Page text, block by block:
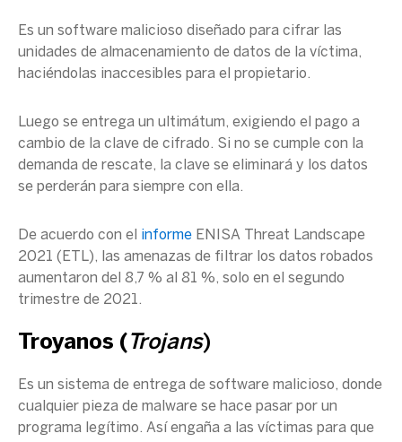
Es un software malicioso diseñado para cifrar las
unidades de almacenamiento de datos de la víctima,
haciéndolas inaccesibles para el propietario.
Luego se entrega un ultimátum, exigiendo el pago a
cambio de la clave de cifrado. Si no se cumple con la
demanda de rescate, la clave se eliminará y los datos
se perderán para siempre con ella.
De acuerdo con el informe ENISA Threat Landscape
2021 (ETL), las amenazas de filtrar los datos robados
aumentaron del 8,7 % al 81 %, solo en el segundo
trimestre de 2021.
Troyanos ( Trojans)
Es un sistema de entrega de software malicioso, donde
cualquier pieza de malware se hace pasar por un
programa legítimo. Así engaña a las víctimas para que